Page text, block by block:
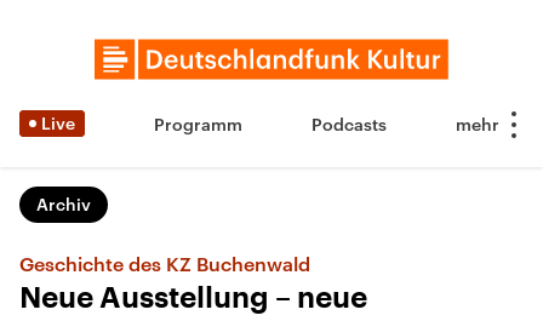
Live Programm Podcasts
Archiv
Geschichte des KZ Buchenwald
Neue Ausstellung – neue